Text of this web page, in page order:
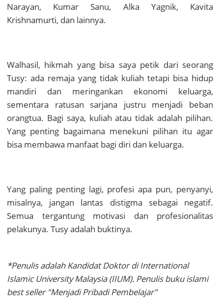
Narayan, Kumar Sanu, Alka Yagnik, Kavita
Krishnamurti, dan lainnya.
Walhasil, hikmah yang bisa saya petik dari seorang
Tusy: ada remaja yang tidak kuliah tetapi bisa hidup
mandiri dan meringankan ekonomi keluarga,
sementara ratusan sarjana justru menjadi beban
orangtua. Bagi saya, kuliah atau tidak adalah pilihan.
Yang penting bagaimana menekuni pilihan itu agar
bisa membawa manfaat bagi diri dan keluarga.
Yang paling penting lagi, profesi apa pun, penyanyi,
misalnya, jangan lantas distigma sebagai negatif.
Semua tergantung motivasi dan profesionalitas
pelakunya. Tusy adalah buktinya.
*Penulis adalah Kandidat Doktor di International
Islamic University Malaysia (IIUM). Penulis buku islami
best seller "Menjadi Pribadi Pembelajar"